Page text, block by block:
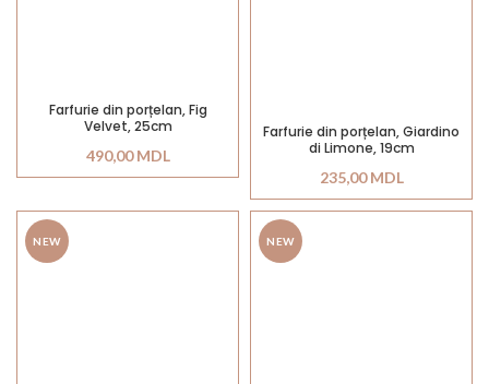
Farfurie din porțelan, Fig
Velvet, 25cm
490,00MDL
Farfurie din porțelan, Giardino
di Limone, 19cm
235,00MDL
NEW NEW